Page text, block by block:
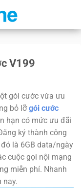
V199
gói cước vừa ưu
bỏ lỡgói cước
hạn có mức ưu đãi
ký thành công
là 6GB data/ngày
cuộc gọi nội mạng
miễn phí. Nhanh
nay.